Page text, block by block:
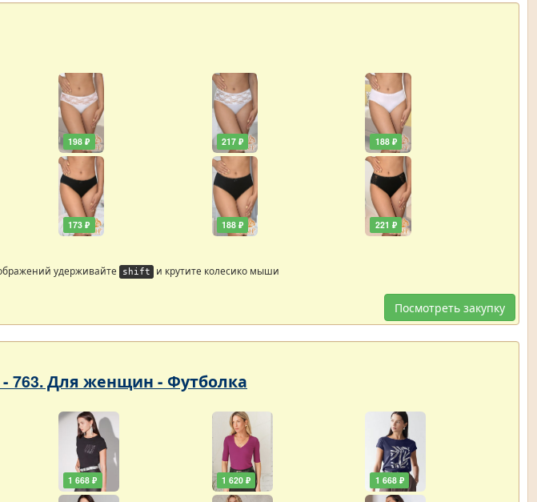
198 ₽
173 ₽
217 ₽
188 ₽
188 ₽
221 ₽
удерживайте shift и крутите колесико мыши
Посмотреть закупку
- 763. Для женщин - Футболка
1 668 ₽ 1 620 ₽ 1 668 ₽